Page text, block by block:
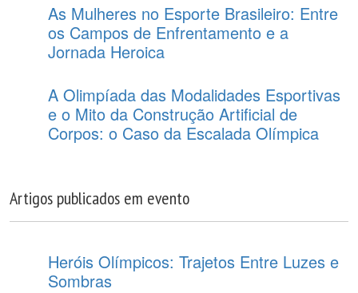
As Mulheres no Esporte Brasileiro: Entre
os Campos de Enfrentamento e a
Jornada Heroica
A Olimpíada das Modalidades Esportivas
e o Mito da Construção Artificial de
Corpos: o Caso da Escalada Olímpica
Artigos publicados em evento
Heróis Olímpicos: Trajetos Entre Luzes e
Sombras